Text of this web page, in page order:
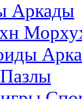
Аркады
Пазлы